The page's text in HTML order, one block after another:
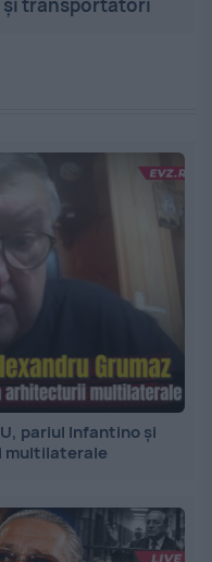
și transportatori
pariul Infantino și
multilaterale